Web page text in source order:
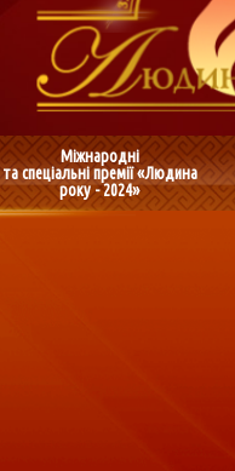
Міжнародні
та спеціальні премії «Людина
року - 2024»